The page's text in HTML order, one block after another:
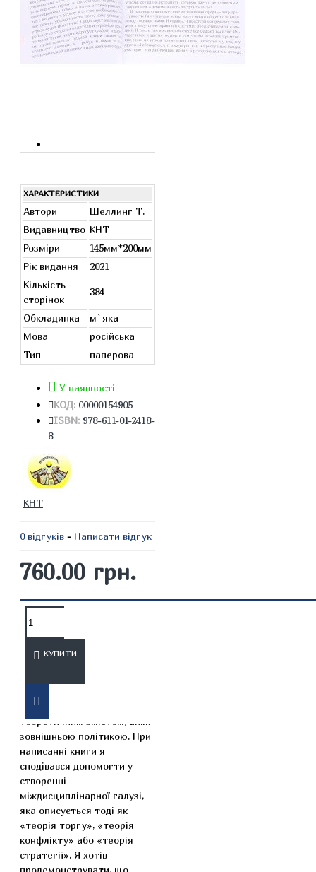
ХАРАКТЕРИСТИКИ
Автори
Шеллинг Т.
Видавництво КНТ
Розміри
145мм*200мм
Рік видання
2021
Кількість
сторінок
384
Обкладинка
м`яка
Мова
російська
Тип
паперова
У наявності
КОД: 00000154905
ISBN: 978-611-01-2418-
8
КНТ
0 відгуків - Написати відгук
760.00 грн.
КУПИТИ
ОПИС
тепер цікавляться скоріше
теоретичним змістом, аніж
зовнішньою політикою. При
написанні книги я
сподівався допомогти у
створенні
міждисциплінарної галузі,
яка описується тоді як
«теорія торгу», «теорія
конфлікту» або «теорія
стратегії». Я хотів
продемонструвати, що